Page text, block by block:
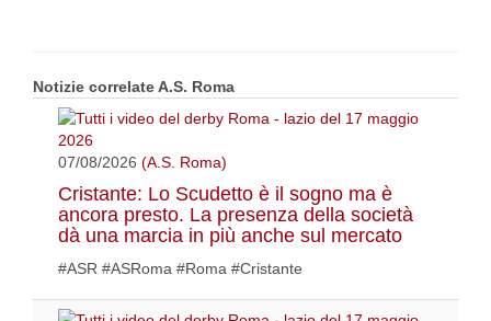
Notizie correlate A.S. Roma
07/08/2026 (A.S. Roma)
Cristante: Lo Scudetto è il sogno ma è
ancora presto. La presenza della società
dà una marcia in più anche sul mercato
#ASR #ASRoma #Roma #Cristante